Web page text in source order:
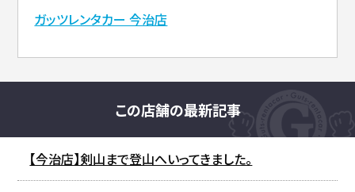
ガッツレンタカー 今治店
この店舗の最新記事
【今治店】剣山まで登山へいってきました。